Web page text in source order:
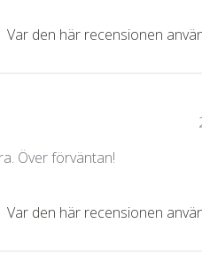
Var den här recensionen
Över förväntan!
Var den här recensionen